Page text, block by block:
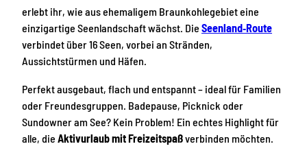
erlebt ihr, wie aus ehemaligem Braunkohlegebiet eine
einzigartige Seenlandschaft wächst. Die Seenland‑Route
verbindet über 16 Seen, vorbei an Stränden,
Aussichtstürmen und Häfen.
Perfekt ausgebaut, flach und entspannt – ideal für Familien
oder Freundesgruppen. Badepause, Picknick oder
Sundowner am See? Kein Problem! Ein echtes Highlight für
alle, die Aktivurlaub mit Freizeitspaßverbinden möchten.